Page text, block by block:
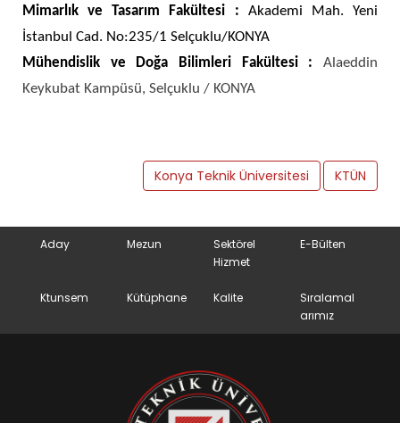
Mimarlık ve Tasarım Fakültesi : Akademi Mah. Yeni
İstanbul Cad. No:235/1 Selçuklu/KONYA
Mühendislik ve Doğa Bilimleri Fakültesi : Alaeddin
Keykubat Kampüsü, Selçuklu / KONYA
Konya Teknik Üniversitesi KTÜN
Aday Mezun
Sektörel
Hizmet
E-Bülten
Ktunsem Kütüphane Kalite
Sıralamal
arımız